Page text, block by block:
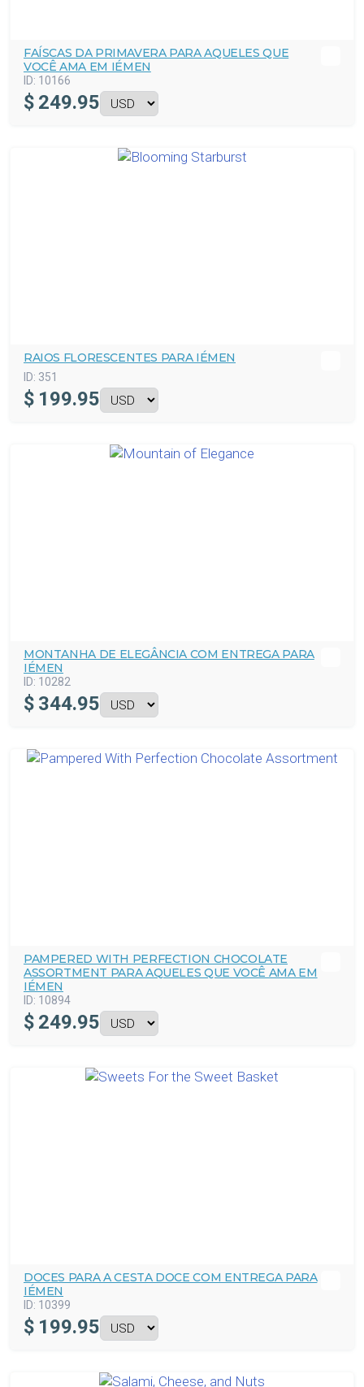
FAÍSCAS DA PRIMAVERA PARA AQUELES QUE
VOCÊ AMA EM IÉMEN
ID: 10166
$ 249.95
RAIOS FLORESCENTES PARA IÉMEN
ID: 351
$ 199.95
MONTANHA DE ELEGÂNCIA COM ENTREGA PARA
IÉMEN
ID: 10282
$ 344.95
PAMPERED WITH PERFECTION CHOCOLATE
ASSORTMENT PARA AQUELES QUE VOCÊ AMA EM
IÉMEN
ID: 10894
$ 249.95
DOCES PARA A CESTA DOCE COM ENTREGA PARA
IÉMEN
ID: 10399
$ 199.95